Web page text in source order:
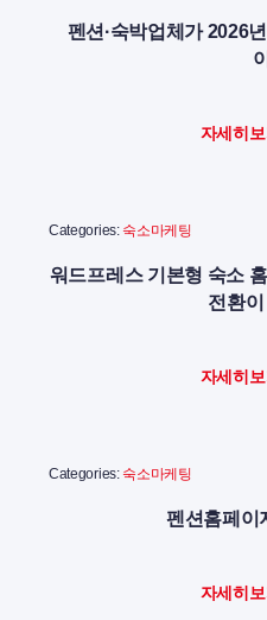
펜션·숙박업체가 2026
자세히보
Categories: 숙소마케팅
워드프레스 기본형 숙소
전환
자세히보
Categories: 숙소마케팅
펜션홈페이
자세히보